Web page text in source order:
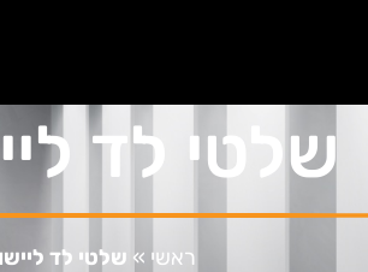
שלטי לד
ראשי » שלטי לד